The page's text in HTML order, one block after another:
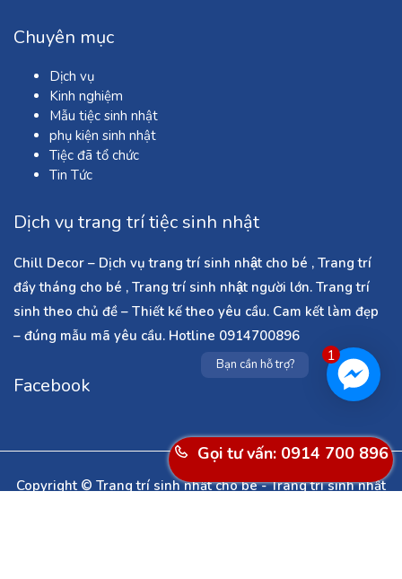
Chuyên mục
Dịch vụ
Kinh nghiệm
Mẫu tiệc sinh nhật
phụ kiện sinh nhật
Tiệc đã tổ chức
Tin Tức
Dịch vụ trang trí tiệc sinh nhật
Chill Decor – Dịch vụ trang trí sinh nhật cho bé , Trang trí
đầy tháng cho bé , Trang trí sinh nhật người lớn. Trang trí
sinh theo chủ đề – Thiết kế theo yêu cầu. Cam kết làm đẹp
– đúng mẫu mã yêu cầu. Hotline 0914700896
Facebook
Copyright © Trang trí sinh nhật cho bé - Trang trí sinh nhật
Gọi tư vấn: 0914 700 896
1
Bạn cần hỗ trợ?